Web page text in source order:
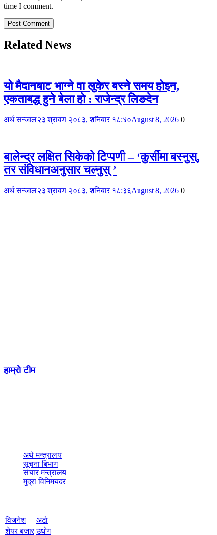
time I comment.
Related News
यो मैदानबाट भाग्ने वा लुकेर बस्ने समय होइन,
एकताबद्ध हुने बेला हो : राजेन्द्र लिङदेन
अर्थ सन्जाल२३ श्रावण २०८३, शनिबार १८:४०August 8, 2026 0
बालेन्द्र लक्षित सिकेको टिप्पणी – ‘कुर्सीमा बस्नुस्,
तर संविधानअनुसार चल्नुस् ’
अर्थ सन्जाल२३ श्रावण २०८३, शनिबार १८:३६August 8, 2026 0
हाम्रो टीम
अर्थ मन्त्रालय
सूचना बिभाग
संचार मन्त्रालय
मुद्रा विनिमयदर
विजनेश
अटाे
शेयर बजार उधोग